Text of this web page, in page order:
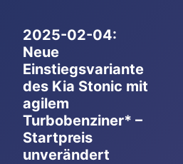
2025-02-04:
Neue
Einstiegsvariante
des Kia Stonic mit
agilem
Turbobenziner* –
Startpreis
unverändert